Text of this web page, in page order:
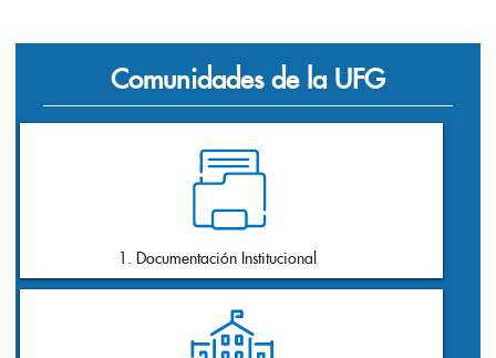
Comunidades de la UFG
1. Documentación Institucional